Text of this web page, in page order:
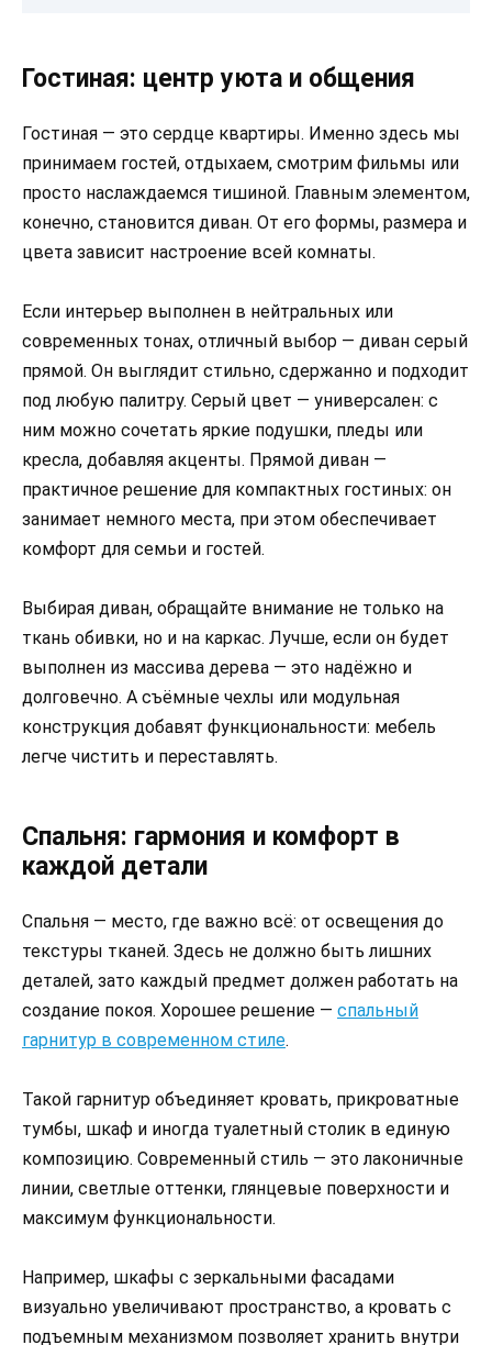
Гостиная: центр уюта и общения
Гостиная — это сердце квартиры. Именно здесь мы
принимаем гостей, отдыхаем, смотрим фильмы или
просто наслаждаемся тишиной. Главным элементом,
конечно, становится диван. От его формы, размера и
цвета зависит настроение всей комнаты.
Если интерьер выполнен в нейтральных или
современных тонах, отличный выбор — диван серый
прямой. Он выглядит стильно, сдержанно и подходит
под любую палитру. Серый цвет — универсален: с
ним можно сочетать яркие подушки, пледы или
кресла, добавляя акценты. Прямой диван —
практичное решение для компактных гостиных: он
занимает немного места, при этом обеспечивает
комфорт для семьи и гостей.
Выбирая диван, обращайте внимание не только на
ткань обивки, но и на каркас. Лучше, если он будет
выполнен из массива дерева — это надёжно и
долговечно. А съёмные чехлы или модульная
конструкция добавят функциональности: мебель
легче чистить и переставлять.
Спальня: гармония и комфорт в
каждой детали
Спальня — место, где важно всё: от освещения до
текстуры тканей. Здесь не должно быть лишних
деталей, зато каждый предмет должен работать на
создание покоя. Хорошее решение — спальный
гарнитур в современном стиле.
Такой гарнитур объединяет кровать, прикроватные
тумбы, шкаф и иногда туалетный столик в единую
композицию. Современный стиль — это лаконичные
линии, светлые оттенки, глянцевые поверхности и
максимум функциональности.
Например, шкафы с зеркальными фасадами
визуально увеличивают пространство, а кровать с
подъемным механизмом позволяет хранить внутри